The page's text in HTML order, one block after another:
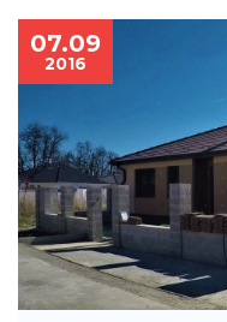
07.09
2016